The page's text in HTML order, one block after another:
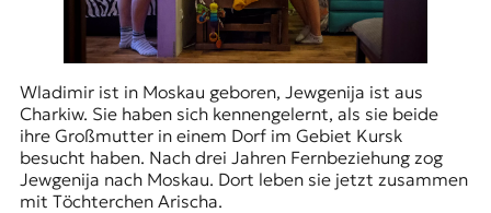
Wladimir ist in Moskau geboren, Jewgenija ist aus
Charkiw. Sie haben sich kennengelernt, als sie beide
ihre Großmutter in einem Dorf im Gebiet Kursk
besucht haben. Nach drei Jahren Fernbeziehung zog
Jewgenija nach Moskau. Dort leben sie jetzt zusammen
mit Töchterchen Arischa.